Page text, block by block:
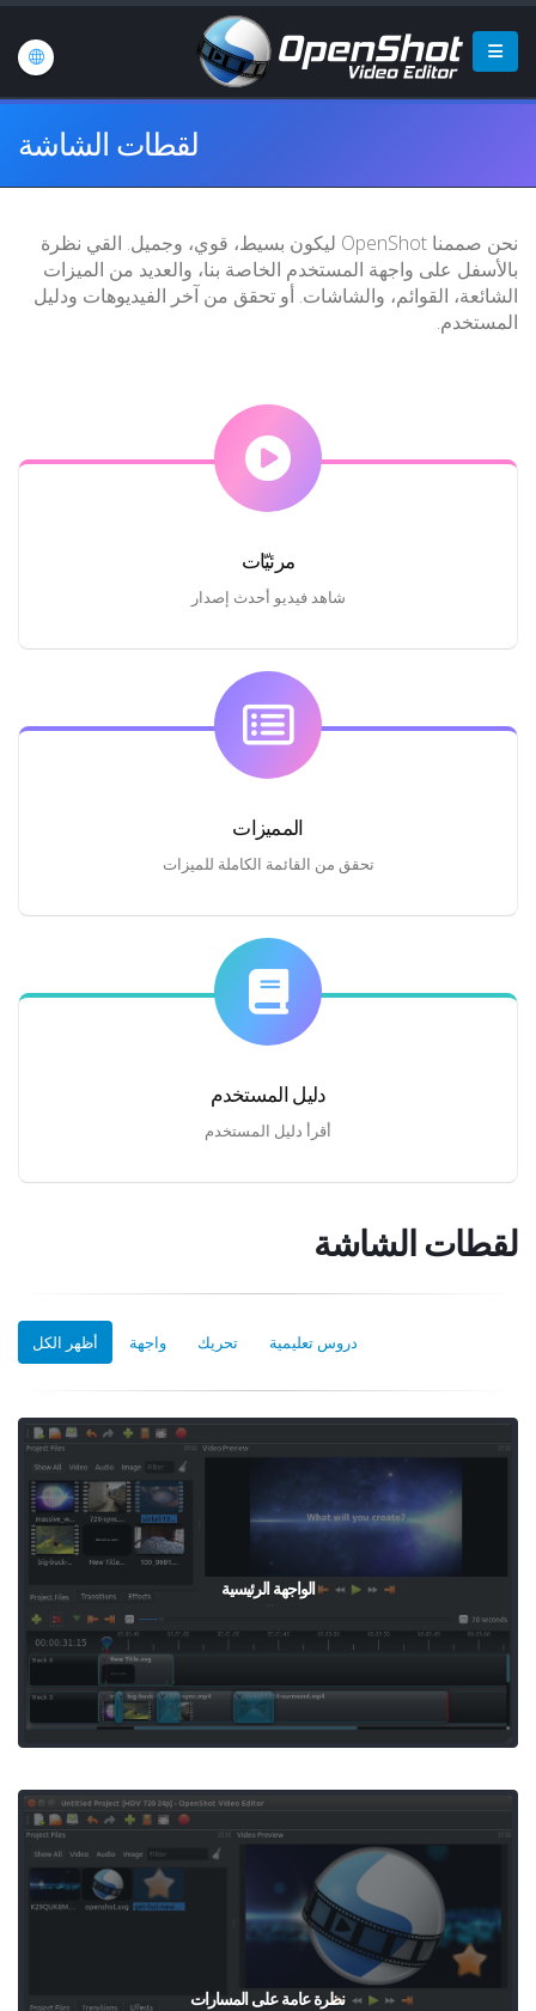
لقطات الشاشة
نحن صممنا OpenShot ليكون بسيط، قوي، وجميل. القي نظرة
بالأسفل على واجهة المستخدم الخاصة بنا، والعديد من الميزات
الشائعة، القوائم، والشاشات. أو تحقق من آخر الفيديوهات ودليل
المستخدم.
مرئيّات
شاهد فيديو أحدث إصدار
المميزات
تحقق من القائمة الكاملة للميزات
دليل المستخدم
أقرأ دليل المستخدم
لقطات الشاشة
أظهر الكل واجهة تحريك دروس تعليمية
الواجهة الرئيسية
نظرة عامة على المسارات